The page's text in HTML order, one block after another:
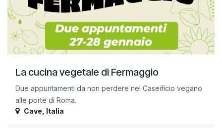
La cucina vegetale di Fermaggio
Due appuntamenti da non perdere nel Caseificio vegano
alle porte di Roma.
Cave Italia